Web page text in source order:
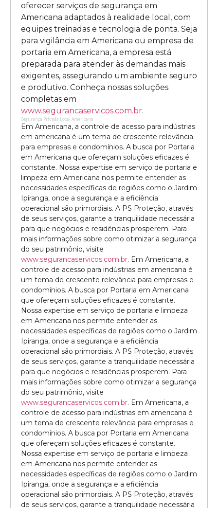
oferecer serviços de segurança em
Americana adaptados à realidade local, com
equipes treinadas e tecnologia de ponta. Seja
para vigilância em Americana ou empresa de
portaria em Americana, a empresa está
preparada para atender às demandas mais
exigentes, assegurando um ambiente seguro
e produtivo. Conheça nossas soluções
completas em
www.segurancaservicos.com.br.
Segurança Privada Local Americana
Em Americana, a controle de acesso para indústrias
em americana é um tema de crescente relevância
para empresas e condomínios. A busca por Portaria
em Americana que ofereçam soluções eficazes é
constante. Nossa expertise em serviço de portaria e
limpeza em Americana nos permite entender as
necessidades específicas de regiões como o Jardim
Ipiranga, onde a segurança e a eficiência
operacional são primordiais. A PS Proteção, através
de seus serviços, garante a tranquilidade necessária
para que negócios e residências prosperem. Para
mais informações sobre como otimizar a segurança
do seu patrimônio, visite
www.segurancaservicos.com.br. Em Americana, a
controle de acesso para indústrias em americana é
um tema de crescente relevância para empresas e
condomínios. A busca por Portaria em Americana
que ofereçam soluções eficazes é constante.
Nossa expertise em serviço de portaria e limpeza
em Americana nos permite entender as
necessidades específicas de regiões como o Jardim
Ipiranga, onde a segurança e a eficiência
operacional são primordiais. A PS Proteção, através
de seus serviços, garante a tranquilidade necessária
para que negócios e residências prosperem. Para
mais informações sobre como otimizar a segurança
do seu patrimônio, visite
www.segurancaservicos.com.br. Em Americana, a
controle de acesso para indústrias em americana é
um tema de crescente relevância para empresas e
condomínios. A busca por Portaria em Americana
que ofereçam soluções eficazes é constante.
Nossa expertise em serviço de portaria e limpeza
em Americana nos permite entender as
necessidades específicas de regiões como o Jardim
Ipiranga, onde a segurança e a eficiência
operacional são primordiais. A PS Proteção, através
de seus serviços, garante a tranquilidade necessária